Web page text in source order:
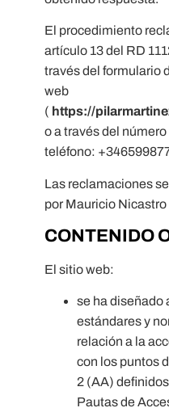
El procedimiento
artículo 13 del RD
través del formulario
web
( https://
o a través del número
teléfono:
Las reclamaciones
por Mauricio Nicastro
CONTENIDO
El sitio web:
se ha diseñado
estándares y
relación a la
con los puntos
2 (AA)
Pautas de